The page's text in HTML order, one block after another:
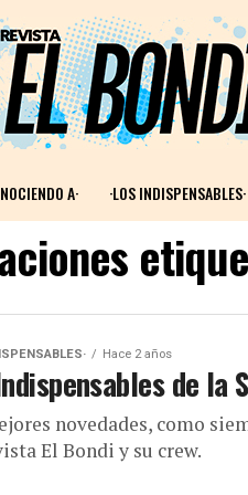
A· ·LOS INDISPENSABLES·
Hace 2 años
de la
novedades, como
El Bondi y su crew.